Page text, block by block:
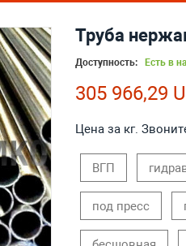
Труба
Доступность: Есть в
305 966,29
Цена за кг.
ВГП
под пресс